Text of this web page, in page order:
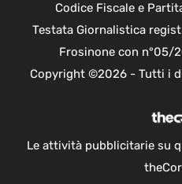
Codice Fiscale e
Testata Giornalistica
Frosinone con n°05/
Copyright ©2026 - Tutti i
Le attività pubblicitarie su